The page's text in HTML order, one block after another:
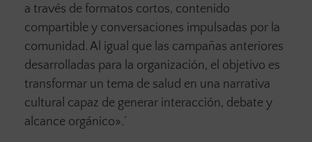
a través de formatos cortos, contenido
compartible y conversaciones impulsadas por la
comunidad. Al igual que las campañas anteriores
desarrolladas para la organización, el objetivo es
transformar un tema de salud en una narrativa
cultural capaz de generar interacción, debate y
alcance orgánico».´